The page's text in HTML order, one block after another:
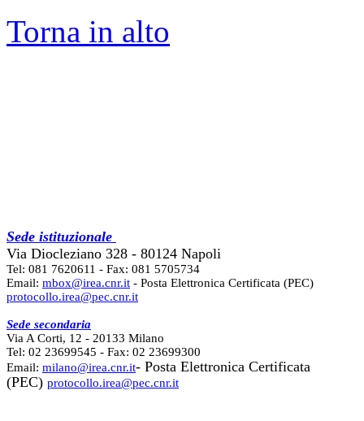
Torna in alto
Sede istituzionale
Via Diocleziano 328 - 80124 Napoli
Tel: 081 7620611 - Fax: 081 5705734
Email: mbox@irea.cnr.it - Posta Elettronica Certificata (PEC)
protocollo.irea@pec.cnr.it
Sede secondaria
Via A Corti, 12 - 20133 Milano
Tel: 02 23699545 - Fax: 02 23699300
Email: milano@irea.cnr.it- Posta Elettronica Certificata
(PEC) protocollo.irea@pec.cnr.it